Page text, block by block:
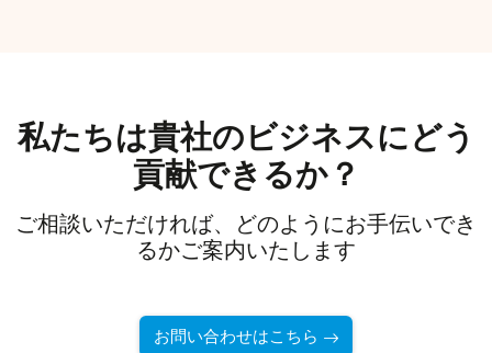
私たちは貴社のビジネスにどう
貢献できるか？
ご相談いただければ、どのようにお手伝いでき
るかご案内いたします
お問い合わせはこちら